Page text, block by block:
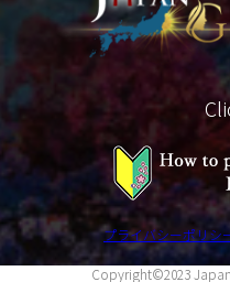
プライバシーポリシ
Copyright©2023